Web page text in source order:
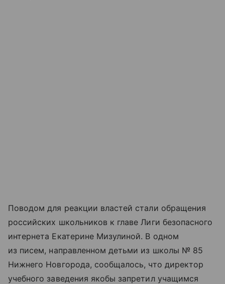
Поводом для реакции властей стали обращения
российских школьников к главе Лиги безопасного
интернета Екатерине Мизулиной. В одном
из писем, направленном детьми из школы № 85
Нижнего Новгорода, сообщалось, что директор
учебного заведения якобы запретил учащимся